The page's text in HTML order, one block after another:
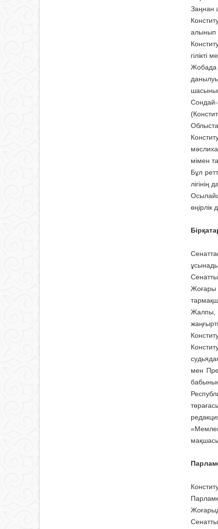
Заңнан
алынып
гілікті
Жобада
Сондай-
мімен
Бұл
лігінің
өңірлік
Жоғары
Жалпы,
мен